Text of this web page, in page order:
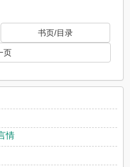
书页/目录
页
情